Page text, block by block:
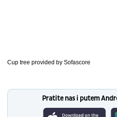
Cup tree provided by Sofascore
Pratite nas i putem